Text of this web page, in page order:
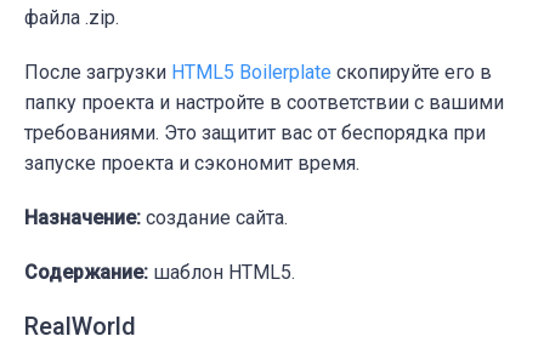
файла .zip.
После загрузки HTML5 Boilerplate скопируйте его в
папку проекта и настройте в соответствии с вашими
требованиями. Это защитит вас от беспорядка при
запуске проекта и сэкономит время.
Назначение: создание сайта.
Содержание: шаблон HTML5.
RealWorld